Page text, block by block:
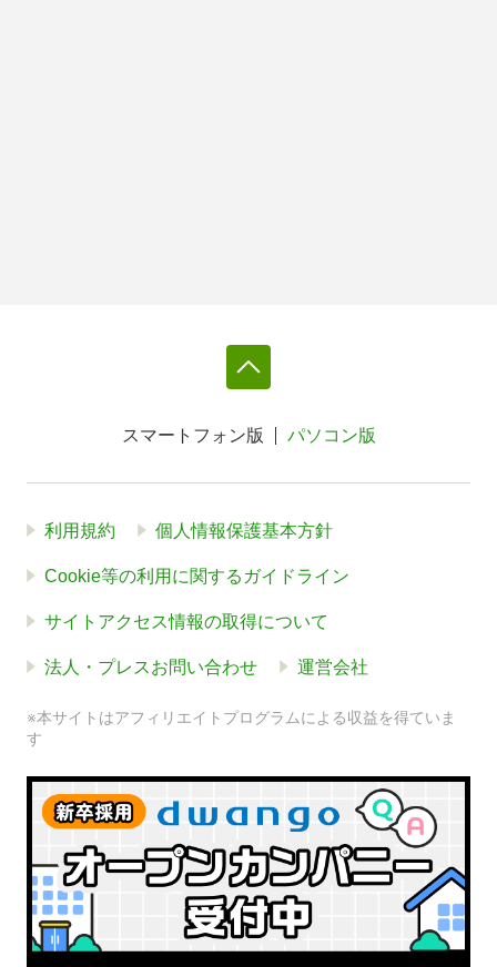
スマートフォン版 パソコン版
利用規約 個人情報保護基本方針
Cookie等の利用に関するガイドライン
サイトアクセス情報の取得について
法人・プレスお問い合わせ 運営会社
※本サイトはアフィリエイトプログラムによる収益を得ていま
す